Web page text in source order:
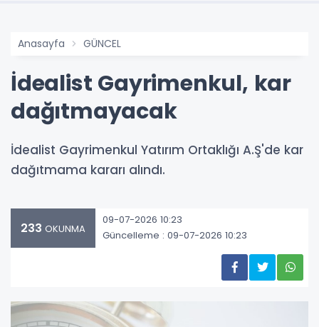
Anasayfa GÜNCEL
İdealist Gayrimenkul, kar
dağıtmayacak
İdealist Gayrimenkul Yatırım Ortaklığı A.Ş'de kar
dağıtmama kararı alındı.
233 OKUNMA
09-07-2026 10:23
Güncelleme : 09-07-2026 10:23